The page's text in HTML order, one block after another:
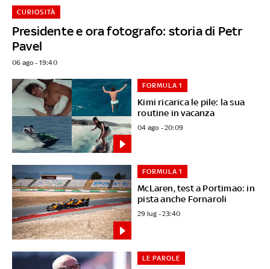
Presidente e ora fotografo: storia di Petr
Pavel
CURIOSITÀ
06 ago - 19:40
Kimi ricarica le pile: la sua
routine in vacanza
FORMULA 1
04 ago - 20:09
McLaren, test a Portimao: in
pista anche Fornaroli
FORMULA 1
29 lug - 23:40
LE PAROLE